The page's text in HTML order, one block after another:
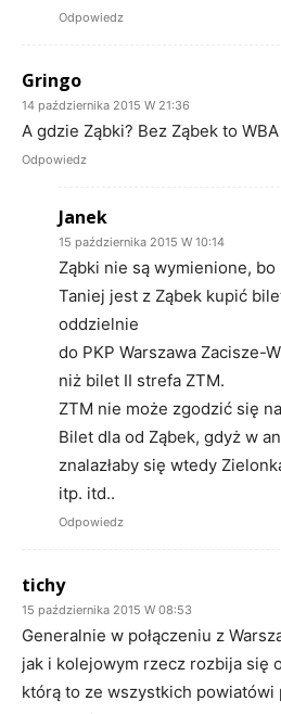
Odpowiedz
Gringo
14 października 2015 W 21:36
A gdzie Ząbki? Bez Ząbek to
Odpowiedz
Janek
15 października 2015 W 10:14
Ząbki nie są wymienione, bo
Taniej jest z Ząbek kupić
oddzielnie
do PKP Warszawa Zacisze-
niż bilet II strefa ZTM.
ZTM nie może zgodzić się
Bilet dla od Ząbek, gdyż w
znalazłaby się wtedy
itp. itd..
Odpowiedz
tichy
15 października 2015 W 08:53
Generalnie w połączeniu z
jak i kolejowym rzecz rozbija się
którą to ze wszystkich powiatówi